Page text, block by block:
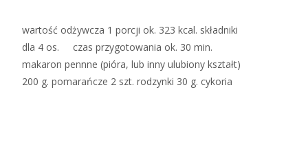
wartość odżywcza 1 porcji ok. 323 kcal. składniki
dla 4 os. czas przygotowania ok. 30 min.
makaron pennne (pióra, lub inny ulubiony kształt)
200 g. pomarańcze 2 szt. rodzynki 30 g. cykoria